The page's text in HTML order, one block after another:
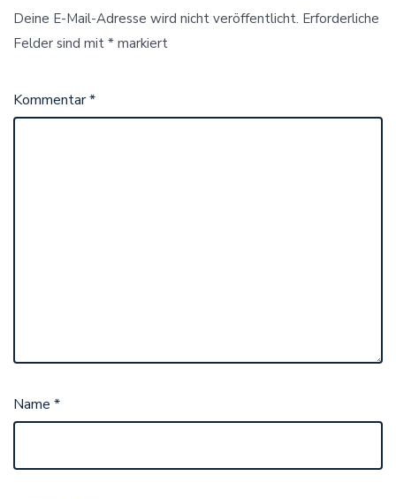
Deine E-Mail-Adresse wird nicht veröffentlicht. Erforderliche
Felder sind mit *markiert
Kommentar*
Name *